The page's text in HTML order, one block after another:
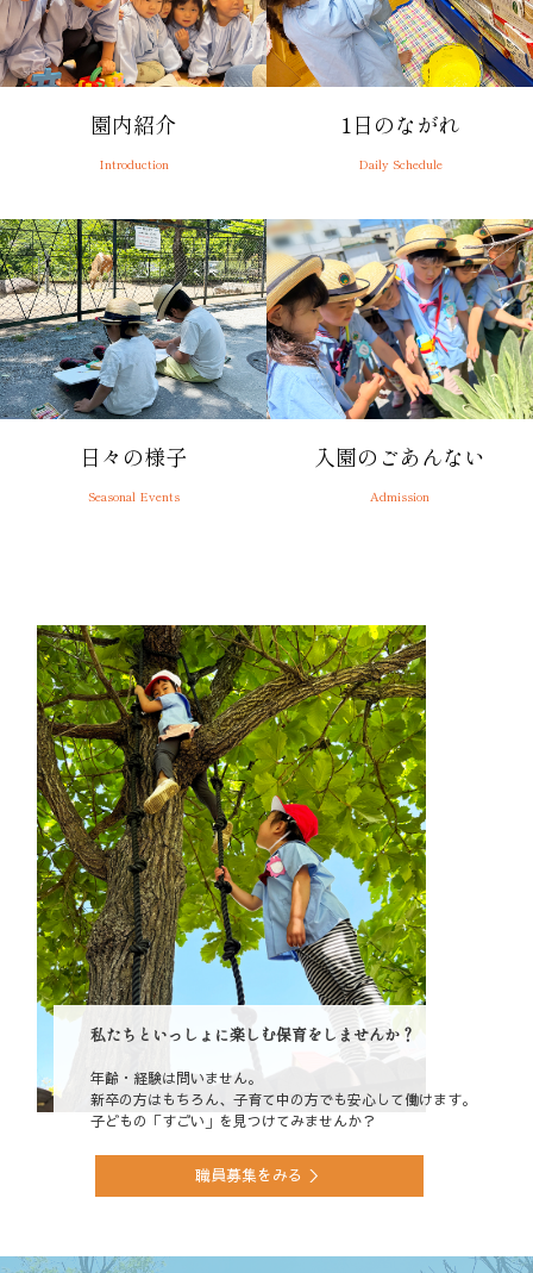
園内紹介
Introduction
1日のながれ
Daily Schedule
日々の様子
Seasonal Events
入園のごあんない
Admission
私たちといっしょに楽しむ保育をしませんか？
年齢・経験は問いません。
新卒の方はもちろん、子育て中の方でも安心して働けます。
子どもの「すごい」を見つけてみませんか？
職員募集をみる ＞